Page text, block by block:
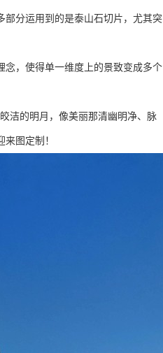
部分运用到的是泰山石切片，尤其突
念，使得单一维度上的景致变成多个
洁的明月，像美丽那清幽明净、脉
图定制！